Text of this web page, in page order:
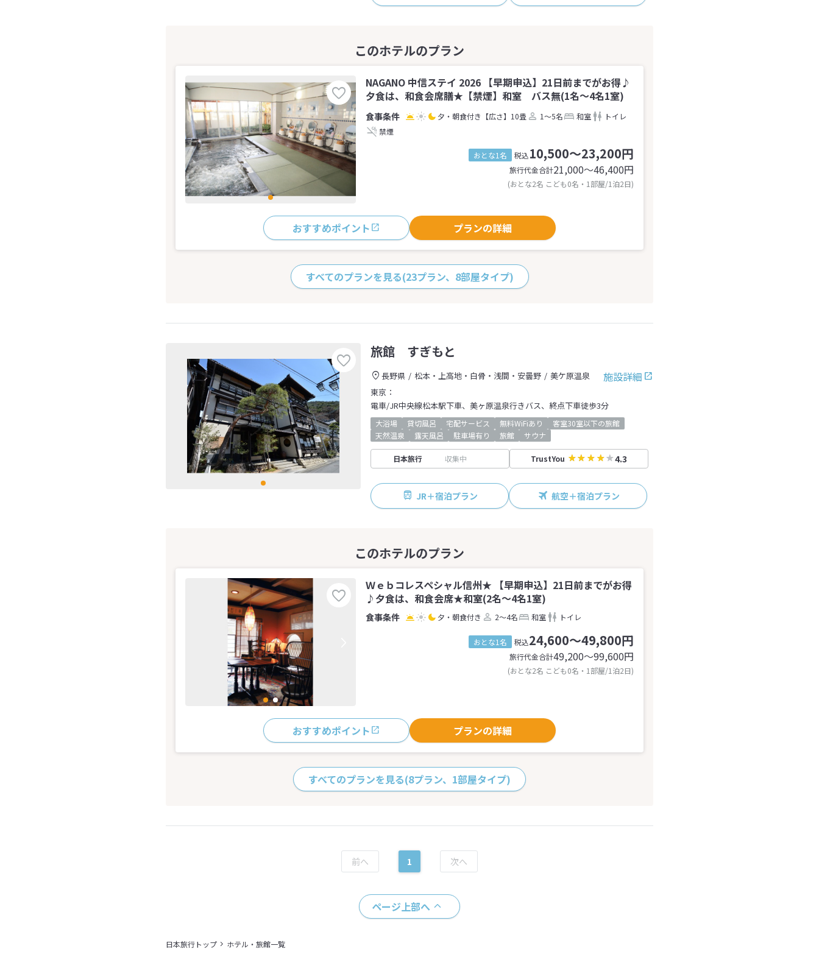
NAGANO 中信ステイ 2026 【早期申込】21日前までがお得♪
夕食は、和食会席膳★【禁煙】和室 バス無(1名～4名1室)
夕・朝食付き 【広さ】10畳 1～5名 和室
トイレ
禁煙
おとな1名 税込10,500～23,200円
旅行代金合計21,000〜46,400円
(おとな2名 こども0名・1部屋/1泊2日)
おすすめポイント プランの詳細
すべてのプランを見る(23プラン、8部屋タイプ)
旅館 すぎもと
施設詳細
長野県 松本・上高地・白骨・浅間・安曇野
美ケ原温泉
東京：
電車/JR中央線松本駅下車、美ヶ原温泉行きバス、終点下車徒歩3分
大浴場 貸切風呂 宅配サービス 無料WiFiあり
客室30室以下の旅館
天然温泉
露天風呂 駐車場有り 旅館 サウナ
日本旅行 収集中 TrustYou 4.3
JR＋宿泊プラン 航空＋宿泊プラン
Ｗｅｂコレスペシャル信州★ 【早期申込】21日前までがお得
♪夕食は、和食会席★和室(2名～4名1室)
夕・朝食付き 2～4名 和室 トイレ
おとな1名 税込24,600～49,800円
旅行代金合計49,200〜99,600円
(おとな2名 こども0名・1部屋/1泊2日)
おすすめポイント プランの詳細
すべてのプランを見る(8プラン、1部屋タイプ)
1
ページ上部へ
日本旅行トップ ホテル・旅館一覧